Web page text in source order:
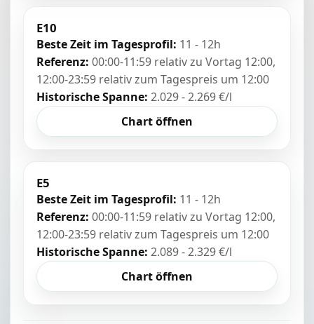
E10
Beste Zeit im Tagesprofil: 11 - 12h
Referenz: 00:00-11:59 relativ zu Vortag 12:00,
12:00-23:59 relativ zum Tagespreis um 12:00
Historische Spanne: 2.029 - 2.269 €/l
Chart öffnen
E5
Beste Zeit im Tagesprofil: 11 - 12h
Referenz: 00:00-11:59 relativ zu Vortag 12:00,
12:00-23:59 relativ zum Tagespreis um 12:00
Historische Spanne: 2.089 - 2.329 €/l
Chart öffnen